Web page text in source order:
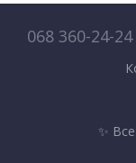
068 360-24-24
✨